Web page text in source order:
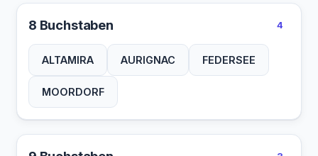
8 Buchstaben 4
ALTAMIRA AURIGNAC FEDERSEE
MOORDORF